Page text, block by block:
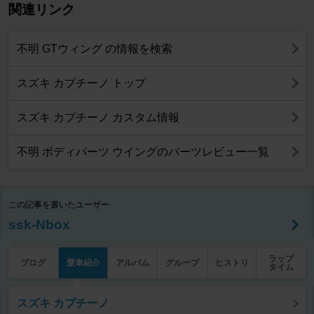
関連リンク
不明 GTウィング の情報を検索
スズキ カプチーノ トップ
スズキ カプチーノ カスタム情報
不明 ボディパーツ ウイングのパーツレビュー一覧
この記事を書いたユーザー
ssk-Nbox
ブログ 愛車紹介 アルバム グループ ヒストリ
ラップ
タイム
スズキ カプチーノ